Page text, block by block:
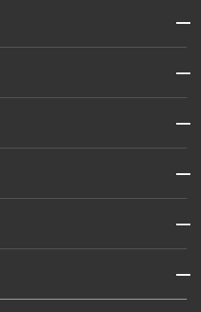
開閉
開閉
開閉
開閉
開閉
開閉